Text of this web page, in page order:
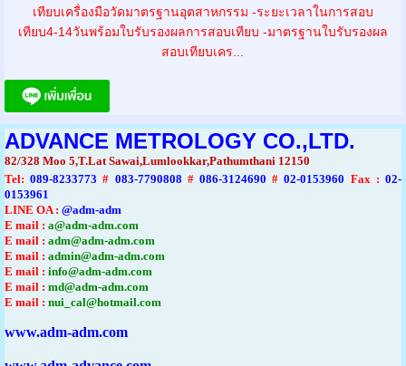
เทียบเครื่องมือวัดมาตรฐานอุตสาหกรรม -ระยะเวลาในการสอบ
เทียบ4-14วันพร้อมใบรับรองผลการสอบเทียบ -มาตรฐานใบรับรองผล
สอบเทียบเคร...
ADVANCE METROLOGY CO.,LTD.
82/328 Moo 5,T.Lat Sawai,Lumlookkar,Pathumthani 12150
Tel: 089-8233773 # 083-7790808 #086-3124690 #02-0153960 Fax :02-
0153961
LINE OA : @adm-adm
E mail : a@adm-adm.com
E mail : adm@adm-adm.com
E mail : admin@adm-adm.com
E mail : info@adm-adm.com
E mail : md@adm-adm.com
E mail : nui_cal@hotmail.com
www.adm-adm.com